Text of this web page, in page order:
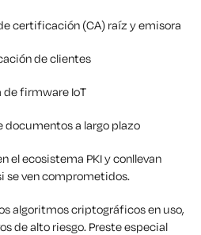
certificación (CA) raíz y emisora
de clientes
firmware IoT
a largo plazo
el ecosistema PKI y conllevan
se ven comprometidos.
algoritmos criptográficos en uso,
de alto riesgo. Preste especial